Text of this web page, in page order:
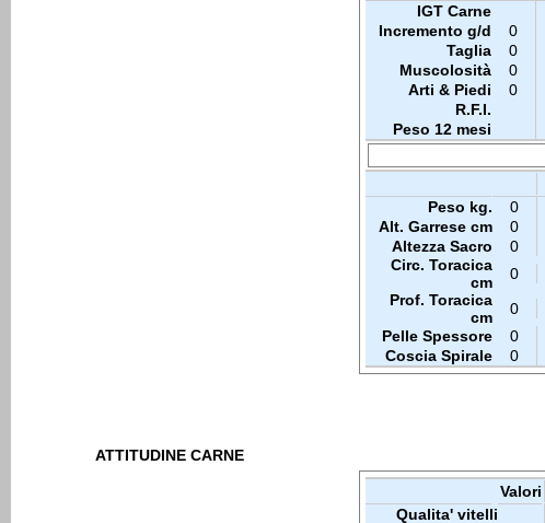
IGT Carne
Incremento g/d
0
Taglia
0
Muscolosità
0
Arti & Piedi
0
R.F.I.
Peso 12 mesi
Peso kg.
0
Alt. Garrese cm
0
Altezza Sacro
0
Circ. Toracica
cm
0
Prof. Toracica
cm
0
Pelle Spessore
0
Coscia Spirale
0
ATTITUDINE CARNE
Valori
Qualita' vitelli